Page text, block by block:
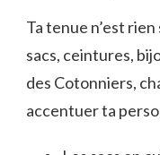
Ta tenue n’est
sacs, ceintures,
des Cotonniers,
accentuer ta